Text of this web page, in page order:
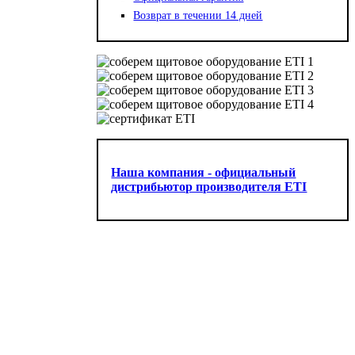
Возврат в течении 14 дней
Наша компания - официальный
дистрибьютор производителя ETI